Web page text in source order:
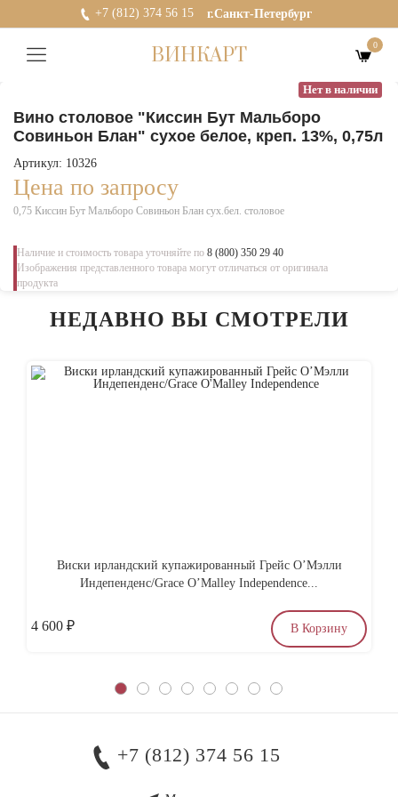
+7 (812) 374 56 15 г.Санкт-Петербург
ВИНКАРТ 0
Нет в наличии
Вино столовое "Киссин Бут Мальборо
Совиньон Блан" сухое белое, креп. 13%, 0,75л
Артикул: 10326
Цена по запросу
0,75 Киссин Бут Мальборо Совиньон Блан сух.бел. столовое
Наличие и стоимость товара уточняйте по 8 (800) 350 29 40
Изображения представленного товара могут отличаться от оригинала
продукта
НЕДАВНО ВЫ СМОТРЕЛИ
Виски ирландский купажированный Грейс О’Мэлли
Индепенденс/Grace O’Malley Independence...
4 600 ₽ В Корзину
+7 (812) 374 56 15